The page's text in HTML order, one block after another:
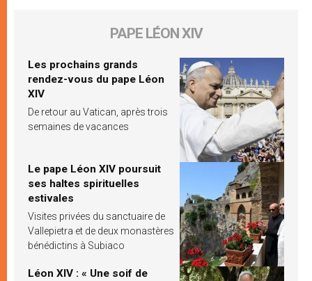
PAPE LÉON XIV
Les prochains grands
rendez-vous du pape Léon
XIV
De retour au Vatican, après trois
semaines de vacances
Le pape Léon XIV poursuit
ses haltes spirituelles
estivales
Visites privées du sanctuaire de
Vallepietra et de deux monastères
bénédictins à Subiaco
Léon XIV : « Une soif de